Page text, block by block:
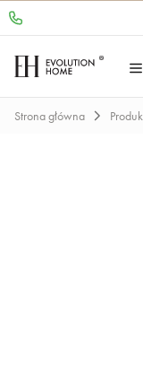
Strona główna